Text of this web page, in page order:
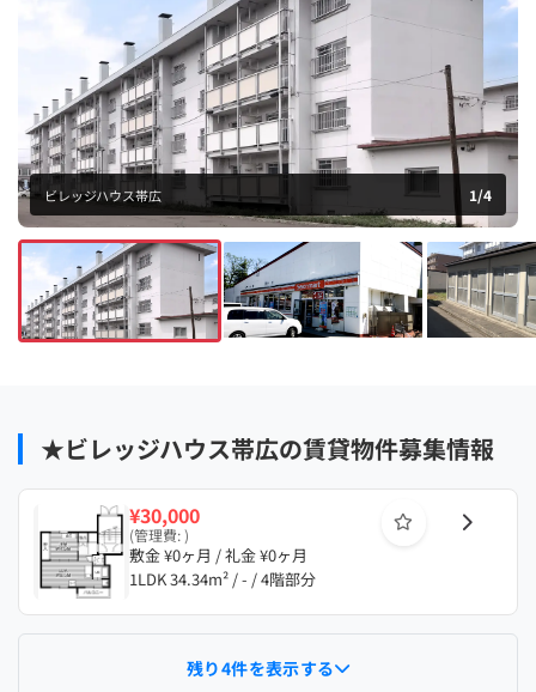
ビレッジハウス帯広 1/4
★ビレッジハウス帯広の賃貸物件募集情報
¥30,000
(管理費: )
敷金 ¥0ヶ月 / 礼金 ¥0ヶ月
1LDK 34.34m² / - / 4階部分
残り4件を表示する